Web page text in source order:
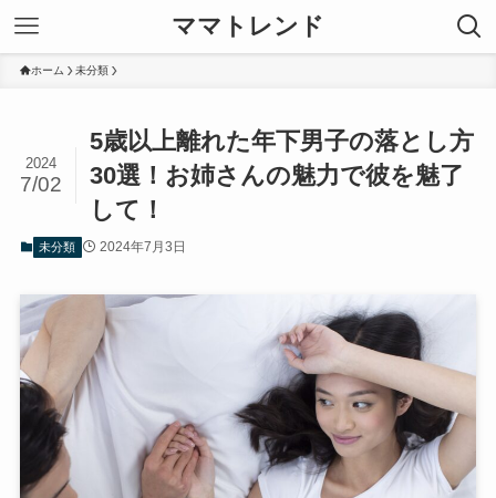
ママトレンド
ホーム 未分類
5歳以上離れた年下男子の落とし方
30選！お姉さんの魅力で彼を魅了
して！
2024
7/02
未分類 2024年7月3日